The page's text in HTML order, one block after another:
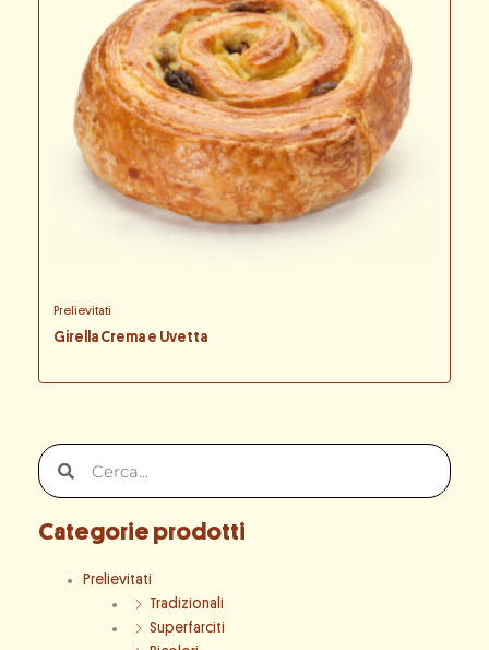
Cerca
Categorie prodotti
Prelievitati
Tradizionali
Superfarciti
Prelievitati
Girella Crema e Uvetta